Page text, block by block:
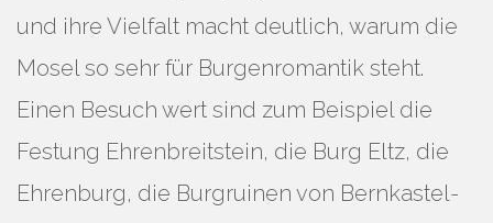
und ihre Vielfalt macht deutlich, warum die
Mosel so sehr für Burgenromantik steht.
Einen Besuch wert sind zum Beispiel die
Festung Ehrenbreitstein, die Burg Eltz, die
Ehrenburg, die Burgruinen von Bernkastel-